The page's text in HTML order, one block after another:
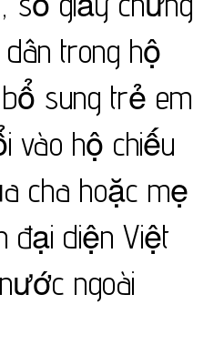
dân trong hộ
sung trẻ em
vào hộ chiếu
cha hoặc mẹ
đại diện Việt
ngoài